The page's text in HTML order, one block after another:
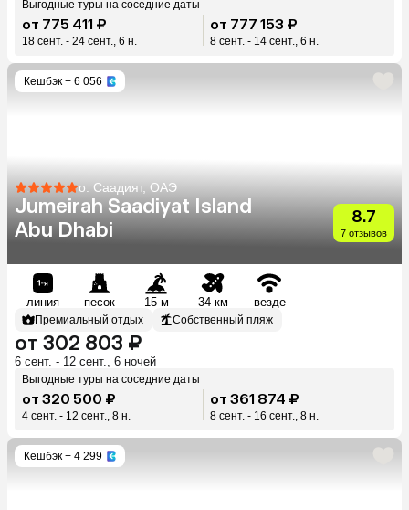
Выгодные туры на соседние даты
от 775 411 ₽
18 сент. - 24 сент., 6 н.
от 777 153 ₽
8 сент. - 14 сент., 6 н.
Кешбэк + 6 056
о. Саадият, ОАЭ
Jumeirah Saadiyat Island
Abu Dhabi
8.7
7 отзывов
линия песок 15 м 34 км везде
Премиальный отдых Собственный пляж
от 302 803 ₽
6 сент. - 12 сент., 6 ночей
Выгодные туры на соседние даты
от 320 500 ₽
4 сент. - 12 сент., 8 н.
от 361 874 ₽
8 сент. - 16 сент., 8 н.
Кешбэк + 4 299